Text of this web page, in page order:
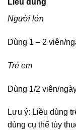
Liều dùng
Người lớn
Dùng 1 – 2 viên/
Trẻ em
Dùng 1/2 viên/
Lưu ý: Liều dùng
dùng cụ thể tùy